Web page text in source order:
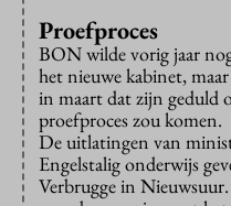
Proefproces
BON wilde vorig jaar
het nieuwe kabinet,
in maart dat zijn geduld
proefproces zou komen.
De uitlatingen van
Engelstalig onderwijs
Verbrugge in